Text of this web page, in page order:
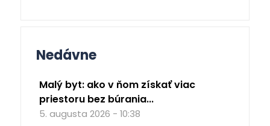
Nedávne
Malý byt: ako v ňom získať viac
priestoru bez búrania...
5. augusta 2026 - 10:38